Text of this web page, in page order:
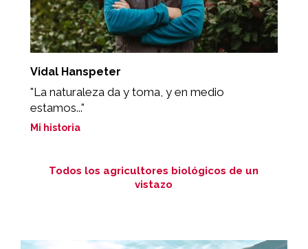
Vidal Hanspeter
"La naturaleza da y toma, y en medio
estamos..."
Mi historia
Todos los agricultores biológicos de un
vistazo